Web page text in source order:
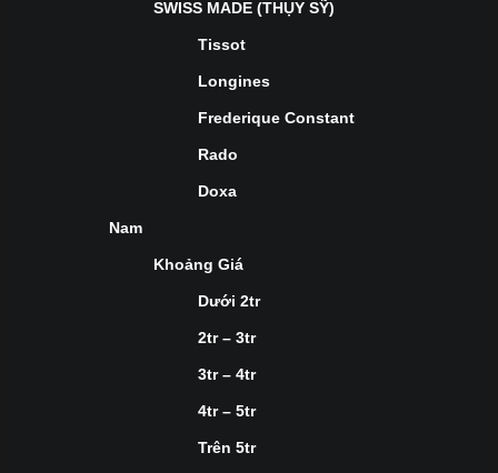
SWISS MADE (THỤY SỸ)
Tissot
Longines
Frederique Constant
Rado
Doxa
Nam
Khoảng Giá
Dưới 2tr
2tr – 3tr
3tr – 4tr
4tr – 5tr
Trên 5tr